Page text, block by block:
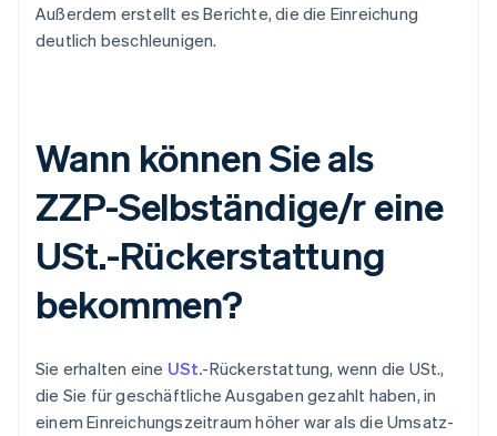
Außerdem erstellt es Berichte, die die Einreichung
deutlich beschleunigen.
Wann können Sie als
ZZP-Selbständige/r eine
USt.-Rückerstattung
bekommen?
Sie erhalten eine USt.-Rückerstattung, wenn die USt.,
die Sie für geschäftliche Ausgaben gezahlt haben, in
einem Einreichungszeitraum höher war als die Umsatz-